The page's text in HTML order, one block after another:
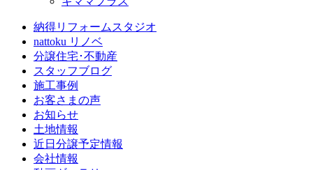
納得リフォームスタジオ
nattoku リノベ
分譲住宅･不動産
スタッフブログ
施工事例
お客さまの声
お知らせ
土地情報
近日分譲予定情報
会社情報